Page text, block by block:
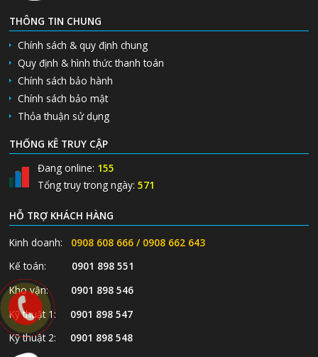
THÔNG TIN CHUNG
Chính sách & quy định chung
Quy định & hình thức thanh toán
Chính sách bảo hành
Chính sách bảo mật
Thỏa thuận sử dụng
THỐNG KÊ TRUY CẬP
Đang online: 155
Tổng truy trong ngày:571
HỖ TRỢ KHÁCH HÀNG
Kinh doanh:
0908 608 666 / 0908 662 643
Kế toán: 0901 898 551
Kho vận: 0901 898 546
Kỹ thuật 1: 0901 898 547
Kỹ thuật 2: 0901 898 548